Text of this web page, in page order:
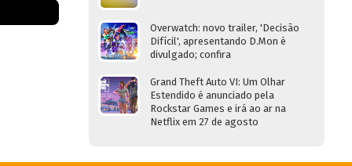
Overwatch: novo trailer, 'Decisão
Difícil', apresentando D.Mon é
divulgado; confira
Grand Theft Auto VI: Um Olhar
Estendido é anunciado pela
Rockstar Games e irá ao ar na
Netflix em 27 de agosto